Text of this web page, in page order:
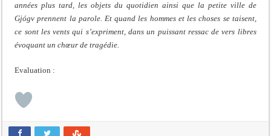
années plus tard, les objets du quotidien ainsi que la petite ville de
Gjógv prennent la parole. Et quand les hommes et les choses se taisent,
ce sont les vents qui s’expriment, dans un puissant ressac de vers libres
évoquant un chœur de tragédie.
Evaluation :